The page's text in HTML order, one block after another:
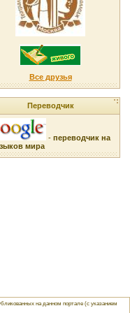
Все друзья
Переводчик
- переводчик на
мира
на данном портале (с указанием